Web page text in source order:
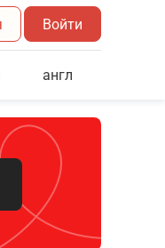
Войти
англ